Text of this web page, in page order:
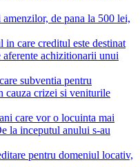
de pana la 500 lei,
care creditul este destinat
achizitionarii unui
subventia pentru
cauza crizei si veniturile
care vor o locuinta mai
la inceputul anului s-au
pentru domeniul locativ,